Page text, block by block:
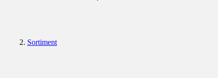
Sortiment